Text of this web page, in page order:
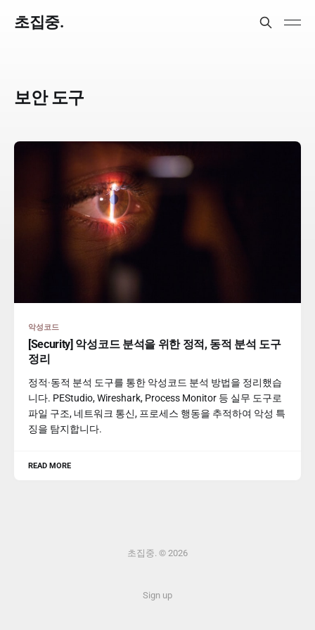
초집중.
보안 도구
악성코드
[Security] 악성코드 분석을 위한 정적, 동적 분석 도구
정리
정적·동적 분석 도구를 통한 악성코드 분석 방법을 정리했습
니다. PEStudio, Wireshark, Process Monitor 등 실무 도구로
파일 구조, 네트워크 통신, 프로세스 행동을 추적하여 악성 특
징을 탐지합니다.
READ MORE
초집중. © 2026
Sign up